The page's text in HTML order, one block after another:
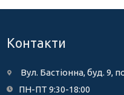
Контакти
Вул. Бастіонна, буд. 9,
ПН-ПТ 9:30-18:00